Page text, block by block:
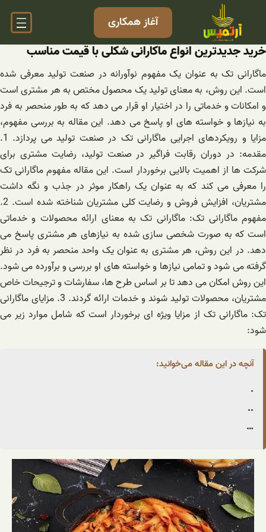
آغاز همکاری
خرید جدیدترین انواع ماکارانی شکلی با قیمت مناسب
ماگارانی تک به عنوان یک مفهوم نوآورانه در صنعت تولید معرفی شده
است. این روش، به معنای تولید یک محصول مختص به هر مشتری است
و امکانات و خدماتی را در اختیار او قرار می دهد که به طور منحصر به فرد
به نیازها و خواسته های او پاسخ می دهد. این مقاله به بررسی مفهوم،
مزایا و رویکردهای اجرایی ماگارانی تک در صنعت تولید می پردازد. 1.
مقدمه: در دوران رقابت فراگیر در صنعت تولید، رضایت مشتری برای
شرکت ها از اهمیت بالایی برخوردار است. این مقاله مفهوم ماگارانی تک
را معرفی می کند که به عنوان یک راهکار موثر در جذب و نگه داشت
مشتریان، افزایش فروش و رضایت کلی مشتریان شناخته شده است. 2.
مفهوم ماگارانی تک: ماگارانی تک به معنای ارائه محصولات و خدماتی
است که به صورت شخصی سازی شده به نیازهای هر مشتری پاسخ می
دهد. در این روش، هر مشتری به عنوان یک واحد منحصر به فرد در نظر
گرفته می شود و تمامی نیازها و خواسته های او بررسی و برآورده می شود.
این روش امکان می دهد تا بر اساس طرح ها، سفارشات و ترجیحات خاص
مشتریان، محصولات تولید شوند و خدمات ارائه گردند. 3. مزایای ماگارانی
تک: ماگارانی تک از مزایا ویژه ای برخوردار است که شامل موارد زیر می
شود:
آنچه در این مقاله می‌خوانید:
.
..
…